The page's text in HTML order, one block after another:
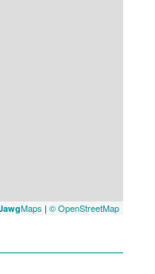
Maps | © OpenStreetMap